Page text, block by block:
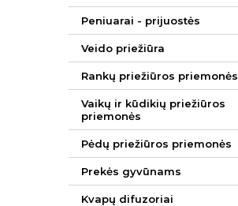
Peniuarai - prijuostės
Veido priežiūra
Rankų priežiūros priemonės
Vaikų ir kūdikių priežiūros
priemonės
Pėdų priežiūros priemonės
Prekės gyvūnams
Kvapų difuzoriai